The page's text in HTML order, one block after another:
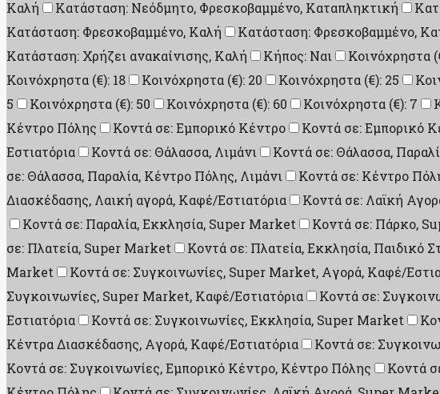
Καλή
Κατάσταση: Νεόδμητο, Φρεσκοβαμμένο, Καταπληκτική
Κατάσταση: Φρεσκοβαμμένο, Καλή
Κατάσταση: Φρεσκοβαμμένο,
Κατάσταση: Χρήζει ανακαίνισης, Καλή
Κήπος: Ναι Κοινόχρηστα
Κοινόχρηστα (€): 18
Κοινόχρηστα (€): 20 Κοινόχρηστα (€): 25
5
Κοινόχρηστα (€): 50 Κοινόχρηστα (€): 60 Κοινόχρηστα (€): 7
Κέντρο Πόλης
Κοντά σε: Εμπορικό Κέντρο Κοντά σε: Εμπορικό
Εστιατόρια
Κοντά σε: Θάλασσα, Λιμάνι Κοντά σε: Θάλασσα,
σε: Θάλασσα, Παραλία, Κέντρο Πόλης, Λιμάνι
Κοντά σε: Κέντρο
Διασκέδασης, Λαική αγορά, Καφέ/Εστιατόρια
Κοντά σε: Λαϊκή
Κοντά σε: Παραλία, Εκκλησία, Super Market
Κοντά σε: Πάρκο,
σε: Πλατεία, Super Market
Κοντά σε: Πλατεία, Εκκλησία, Παιδικό
Market
Κοντά σε: Συγκοινωνίες, Super Market, Aγορά, Καφέ/
Συγκοινωνίες, Super Market, Καφέ/Εστιατόρια
Κοντά σε:
Εστιατόρια
Κοντά σε: Συγκοινωνίες, Εκκλησία, Super Market
Κέντρα Διασκέδασης, Aγορά, Καφέ/Εστιατόρια
Κοντά σε:
Κοντά σε: Συγκοινωνίες, Εμπορικό Κέντρο, Κέντρο Πόλης
Κοντά